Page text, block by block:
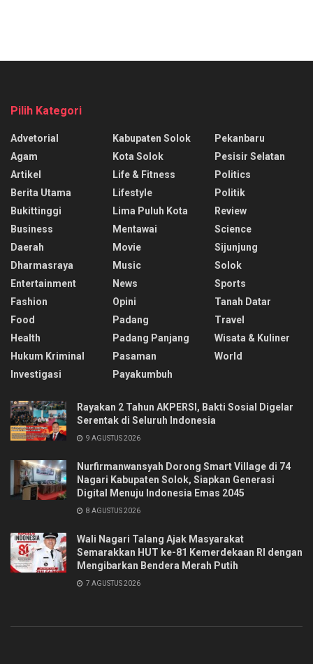
Pilih Kategori
Advetorial
Agam
Artikel
Berita Utama
Bukittinggi
Business
Daerah
Dharmasraya
Entertainment
Fashion
Food
Health
Hukum Kriminal
Investigasi
Kabupaten Solok
Kota Solok
Life & Fitness
Lifestyle
Lima Puluh Kota
Mentawai
Movie
Music
News
Opini
Padang
Padang Panjang
Pasaman
Payakumbuh
Pekanbaru
Pesisir Selatan
Politics
Politik
Review
Science
Sijunjung
Solok
Sports
Tanah Datar
Travel
Wisata & Kuliner
World
Rayakan 2 Tahun AKPERSI, Bakti Sosial Digelar
Serentak di Seluruh Indonesia
9 AGUSTUS 2026
Nurfirmanwansyah Dorong Smart Village di 74
Nagari Kabupaten Solok, Siapkan Generasi
Digital Menuju Indonesia Emas 2045
8 AGUSTUS 2026
Wali Nagari Talang Ajak Masyarakat
Semarakkan HUT ke-81 Kemerdekaan RI dengan
Mengibarkan Bendera Merah Putih
7 AGUSTUS 2026